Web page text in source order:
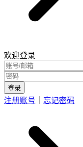
欢迎登录
登录
注册账号 忘记密码